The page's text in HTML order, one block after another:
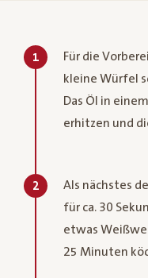
1
Für die
kleine Würfel
Das Öl in
erhitzen und
2
Als nächstes
für ca. 30
etwas
25 Minuten